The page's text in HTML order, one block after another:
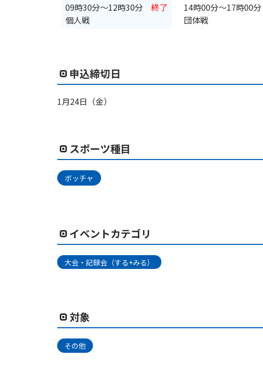
09時30分〜12時30分
個人戦
終了
14時00分〜17時00分
団体戦
申込締切日
1月24日（金）
スポーツ種目
ボッチャ
イベントカテゴリ
大会・記録会（する+みる）
対象
その他